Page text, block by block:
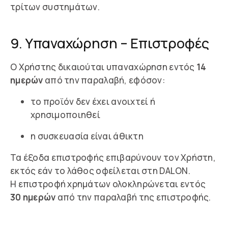
τρίτων συστημάτων.
9. Υπαναχώρηση – Επιστροφές
Ο Χρήστης δικαιούται υπαναχώρηση εντός 14
ημερών από την παραλαβή, εφόσον:
το προϊόν δεν έχει ανοιχτεί ή
χρησιμοποιηθεί
η συσκευασία είναι άθικτη
Τα έξοδα επιστροφής επιβαρύνουν τον Χρήστη,
εκτός εάν το λάθος οφείλεται στη DALON.
Η επιστροφή χρημάτων ολοκληρώνεται εντός
30 ημερών από την παραλαβή της επιστροφής.